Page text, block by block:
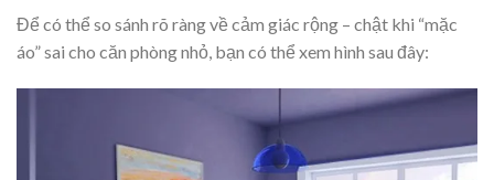
Để có thể so sánh rõ ràng về cảm giác rộng – chật khi “mặc
áo” sai cho căn phòng nhỏ, bạn có thể xem hình sau đây: